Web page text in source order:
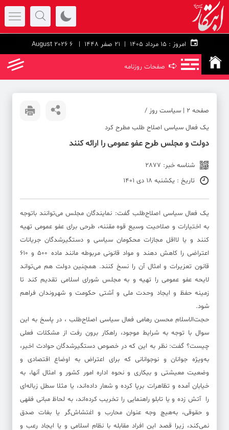
امروز : 21 صفر 1448 | 6 August 2026
➪ صفحات روزنامه
صفحه ۲ | سیاست روز /
یک فعال سیاسی اصلاح طلب مطرح کرد
دولت و مجلس طرح عفو عمومی را ارائه کنند
شناسه خبر: 2877
تاریخ : یکشنبه 18 دی 1401
یک فعال سیاسی اصلاح‌طلب گفت: نمایندگان مجلس می‌توانند باتوجه
به اختیارات و صلاحیت وسیع قوه مقننه، طرحی برای عفو عمومی تهیه
کنند و یا لااقل مجازات محکومان سیاسی و دستگیرشدگان جریانات
اعتراضی را کاهش دهند و مواد قانونی مربوطه مانند ماده ۵۰۰ و ۶۱۰
قانون تعزیرات و امثال آن را نسخ کنند. همچنین دولت هم می‌تواند
لایحه عفو عمومی را تهیه و به مجلس شورای اسلامی تقدیم کند تا
زمینه حفظ و ایجاد وحدت ملی و آشتی حکومت و شهروندان فراهم
شود.
حجت‌الاسلام محسن رهامی فعال سیاسی اصلاح‌طلب ، در پاسخ به این
سوال با توجه به شرایط موجود، راهکار برون رفت از مشکلات فعلی
چیست؟ گفت: نظر به این که در خصوص دستگیرشدگان حوادث اخیر،
به‌ویژه جوانان و نوجوانانی که برای اعتراض به اوضاع اقتصادی و
وضعیت معیشتی و بیکاری و نحوه اداره امور کشور و امثال آنها، به
خیابان‌ آمده و تظاهرات برپا کرده و شعار داده‌اند، یا مثلا سطل زباله‌ای
را آتش زده و یا تابلو راهنمایی را تخریب کرده‌اند، به لحاظ مبانی فقهی
و حقوقی، به‌هیچ وجه عنوان محارب و اغتشاش‌گر یا بغات صدق
نمی‌کند، زیرا قصد این افراد مقابله با نظام اسلامی و یا ایجاد رعب و